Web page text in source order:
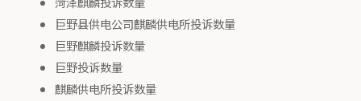
巨野县供电公司麒麟供电所投诉数量
巨野麒麟投诉数量
巨野投诉数量
麒麟供电所投诉数量